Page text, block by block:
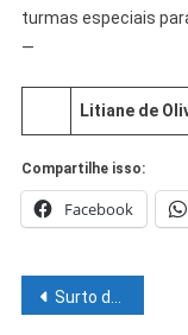
turmas especiais
—
Litiane de
Compartilhe isso:
Facebook
Navegação
Surto de gripe preocupa população e autoridades